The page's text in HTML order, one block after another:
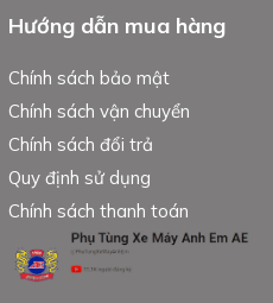
Hướng dẫn mua hàng
Chính sách bảo mật
Chính sách vận chuyển
Chính sách đổi trả
Quy định sử dụng
Chính sách thanh toán